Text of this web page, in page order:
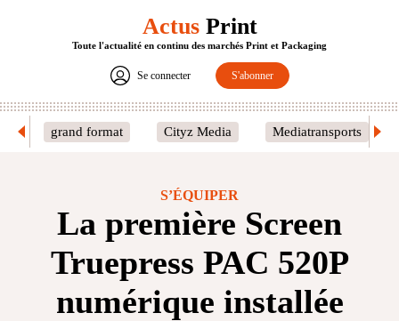
ActusPrint
Toute l'actualité en continu des marchés Print et Packaging
Se connecter S'abonner
grand format Cityz Media Mediatransports
S’ÉQUIPER
La première Screen
Truepress PAC 520P
numérique installée